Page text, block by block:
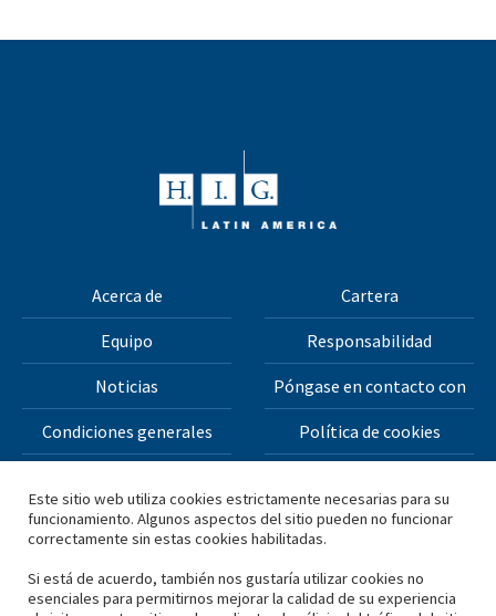
Acerca de Cartera
Equipo Responsabilidad
Noticias Póngase en contacto con
Condiciones generales Política de cookies
Todos los materiales de este sitio web están protegidos
por derechos de autor © 2026 H.I.G. Capital, LLC
Este sitio web utiliza cookies estrictamente necesarias para su
funcionamiento. Algunos aspectos del sitio pueden no funcionar
correctamente sin estas cookies habilitadas.
Si está de acuerdo, también nos gustaría utilizar cookies no
esenciales para permitirnos mejorar la calidad de su experiencia